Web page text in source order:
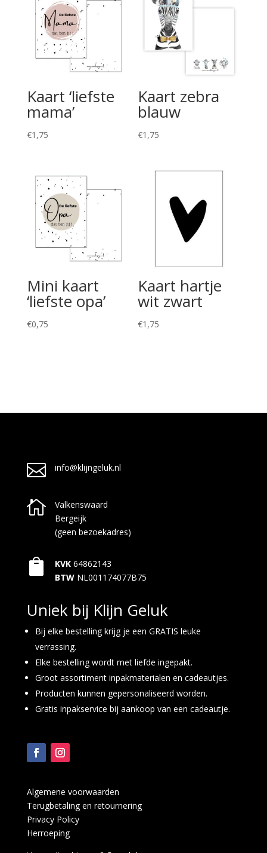
Kaart ‘liefste
mama’
€1,75
Kaart zebra
blauw
€1,75
Mini kaart
‘liefste opa’
€0,75
Kaart hartje
wit zwart
€1,75
 info@klijngeluk.nl

Valkenswaard
Bergeijk
(geen bezoekadres)
 KVK 64862143
BTW NL001174077B75
Uniek bij Klijn Geluk
Bij elke bestelling krijg je een GRATIS leuke
verrassing.
Elke bestelling wordt met liefde ingepakt.
Groot assortiment inpakmaterialen en cadeautjes.
Producten kunnen gepersonaliseerd worden.
Gratis inpakservice bij aankoop van een cadeautje.
Algemene voorwaarden
Terugbetaling en retournering
Privacy Policy
Herroeping